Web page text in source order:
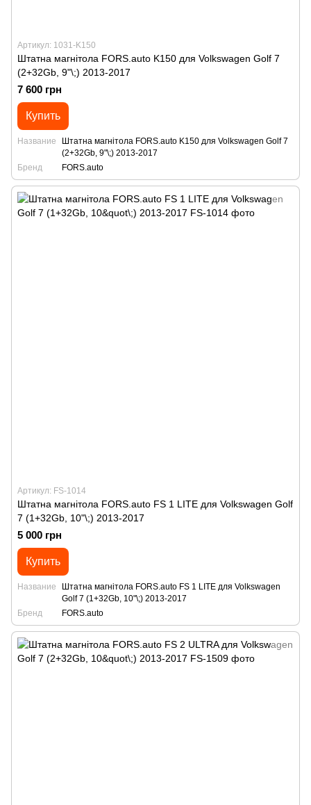
Артикул: 1031-K150
Штатна магнітола FORS.auto K150 для Volkswagen Golf 7
(2+32Gb, 9"\;) 2013-2017
7 600 грн
Купить
Название
Штатна магнітола FORS.auto K150 для Volkswagen Golf 7
(2+32Gb, 9"\;) 2013-2017
Бренд
FORS.auto
Артикул: FS-1014
Штатна магнітола FORS.auto FS 1 LITE для Volkswagen Golf
7 (1+32Gb, 10"\;) 2013-2017
5 000 грн
Купить
Название
Штатна магнітола FORS.auto FS 1 LITE для Volkswagen
Golf 7 (1+32Gb, 10"\;) 2013-2017
Бренд
FORS.auto